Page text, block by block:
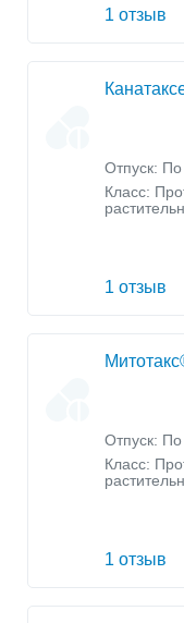
1 отзыв
Отпуск:
Класс:
1 отзыв
Отпуск:
Класс:
1 отзыв